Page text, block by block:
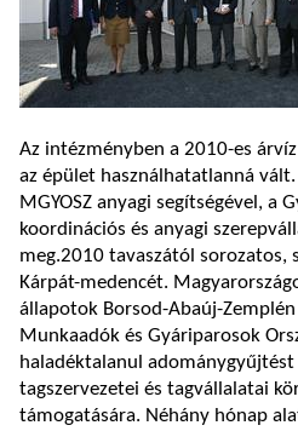
Az intézményben a 2010-es
az épület használhatatlanná
MGYOSZ anyagi segítségével, a
koordinációs és anyagi
meg.2010 tavaszától sorozatos,
Kárpát-medencét.
állapotok Borsod-Abaúj-
Munkaadók és Gyáriparosok
haladéktalanul
tagszervezetei és tagvállalatai
támogatására. Néhány hónap